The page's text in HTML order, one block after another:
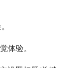
体验。